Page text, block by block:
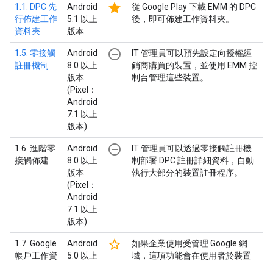
1.1. DPC 先
行佈建工作
資料夾
Android
5.1 以上
版本
star
從 Google Play 下載 EMM 的 DPC
後，即可佈建工作資料夾。
1.5. 零接觸
註冊機制
Android
8.0 以上
版本
(Pixel：
Android
7.1 以上
版本)
remove_circle_outline
IT 管理員可以預先設定向授權經
銷商購買的裝置，並使用 EMM 控
制台管理這些裝置。
1.6. 進階零
接觸佈建
Android
8.0 以上
版本
(Pixel：
Android
7.1 以上
版本)
remove_circle_outline
IT 管理員可以透過零接觸註冊機
制部署 DPC 註冊詳細資料，自動
執行大部分的裝置註冊程序。
1.7. Google
帳戶工作資
Android
5.0 以上
star_border
如果企業使用受管理 Google 網
域，這項功能會在使用者於裝置